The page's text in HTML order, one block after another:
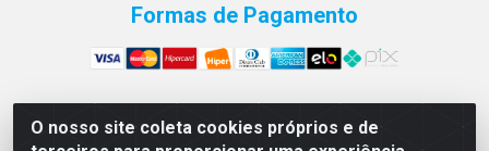
O nosso site coleta cookies próprios e de
Formas de Pagamento
Focus Distribuidora LTDA - Rua Republica Eslovaca, 1121